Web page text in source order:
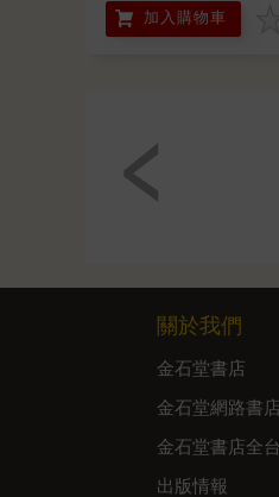
加入購物車
關於我們
金石堂書店
金石堂網路書店
金石堂書店全
出版情報